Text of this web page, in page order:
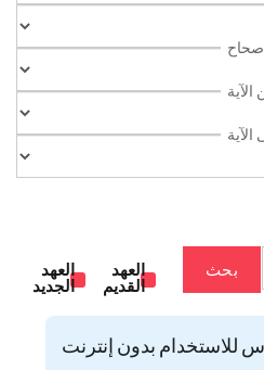
الآية
الآية
بحث
العهد
القديم
العهد
الجديد
للاستخدام بدون إنترنت